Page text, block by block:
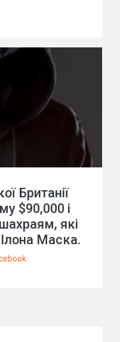
Британії
$90,000 і
які
Маска.